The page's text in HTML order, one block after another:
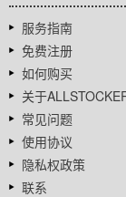
服务指南
免费注册
如何购买
关于
常见问题
使用协议
隐私权政策
联系